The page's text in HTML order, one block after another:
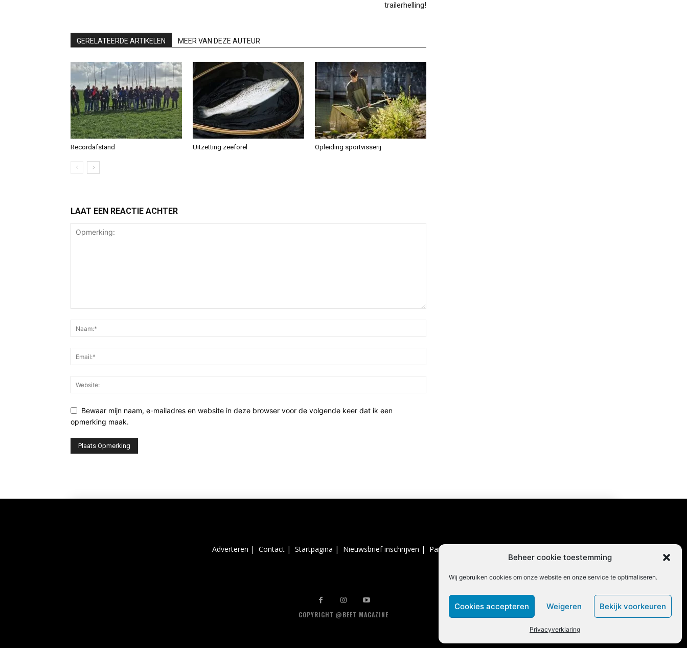
Beheer cookie toestemming
Wij gebruiken cookies om onze website en onze service te optimaliseren.
Cookies accepteren Weigeren Bekijk voorkeuren
Privacyverklaring
trailerhelling!
GERELATEERDE ARTIKELEN MEER VAN DEZE AUTEUR
Recordafstand Uitzetting zeeforel Opleiding sportvisserij
LAAT EEN REACTIE ACHTER
Bewaar mijn naam, e-mailadres en website in deze browser voor de volgende keer dat ik een
opmerking maak.
Adverteren | Contact | Startpagina | Nieuwsbrief inschrijven | Partner content
COPYRIGHT @BEET MAGAZINE